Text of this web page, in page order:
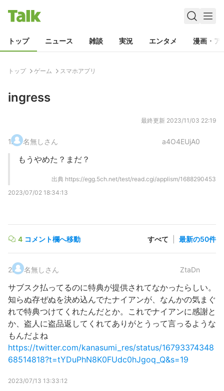
トップ ニュース 雑談 実況 エンタメ 漫画・ア
トップ ゲーム スマホアプリ
ingress
最終更新 2023/11/03 22:19
1. 名無しさん a4O4EUjA0
もうやめた？まだ？
出典 https://egg.5ch.net/test/read.cgi/applism/1688290453
2023/07/02 18:34:13
4 コメント欄へ移動 すべて 最新の50件
2. 名無しさん ZtaDn
サブスク払ってるのに特典が提供されてなかったらしい。
知らぬ存ぜぬを決め込んでたナイアンが、なんかの気まぐ
れで特典つけてくれたんだとか。これでナイアンに感謝と
か、盗人に盗品返してくれてありがとうって言っるような
もんだよね
https://twitter.com/kanasumi_res/status/16793374348
68514818?t=tYDuPhN8K0FUdc0hJgoq_Q&s=19
2023/07/13 13:33:12